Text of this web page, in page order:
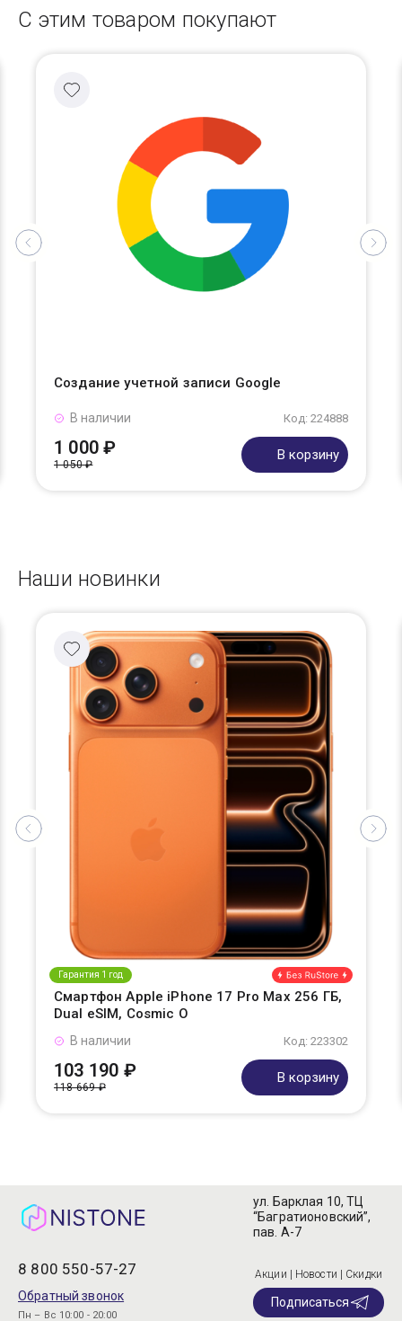
С этим товаром покупают
Создание учетной записи Google
Код: 224888
В наличии
1 000 ₽
1 050 ₽
В корзину
Наши новинки
Гарантия 1 год
Смартфон Apple iPhone 17 Pro Max 256 ГБ,
Dual eSIM, Cosmic O
Код: 223302
В наличии
103 190 ₽
118 669 ₽
В корзину
8 800 550-57-27
Обратный звонок
Пн – Вс 10:00 - 20:00
ул. Барклая 10, ТЦ
“Багратионовский”,
пав. А-7
Акции | Новости | Скидки
Подписаться